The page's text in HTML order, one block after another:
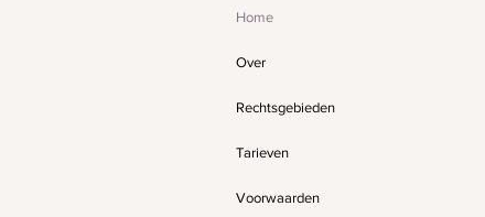
Home
Over
Rechtsgebieden
Tarieven
Voorwaarden